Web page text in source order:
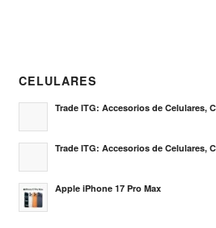
CELULARES
Trade ITG: Accesorios de Celulares,
Trade ITG: Accesorios de Celulares,
Apple iPhone 17 Pro Max